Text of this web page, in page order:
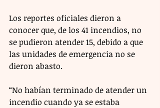
Los reportes oficiales dieron a
conocer que, de los 41 incendios, no
se pudieron atender 15, debido a que
las unidades de emergencia no se
dieron abasto.
“No habían terminado de atender un
incendio cuando ya se estaba